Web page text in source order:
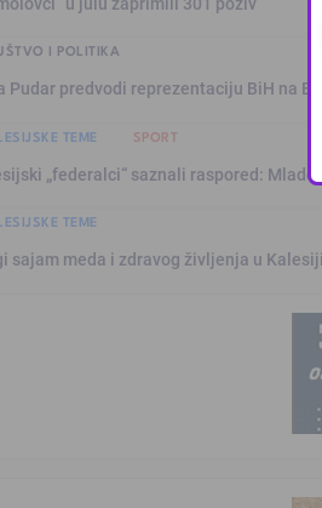
I POLITIKA
Pudar predvodi reprezentaciju BiH na
TEME SPORT
„federalci“ saznali raspored:
TEME
sajam meda i zdravog življenja u